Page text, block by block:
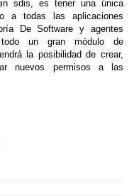
sdis, es tener una única
a todas las aplicaciones
De Software y agentes
un gran módulo de
la posibilidad de crear,
nuevos permisos a las